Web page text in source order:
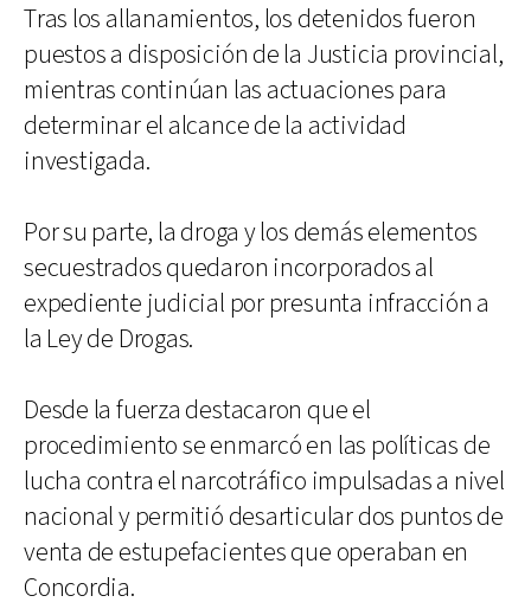
Tras los allanamientos, los detenidos fueron
puestos a disposición de la Justicia provincial,
mientras continúan las actuaciones para
determinar el alcance de la actividad
investigada.
Por su parte, la droga y los demás elementos
secuestrados quedaron incorporados al
expediente judicial por presunta infracción a
la Ley de Drogas.
Desde la fuerza destacaron que el
procedimiento se enmarcó en las políticas de
lucha contra el narcotráfico impulsadas a nivel
nacional y permitió desarticular dos puntos de
venta de estupefacientes que operaban en
Concordia.